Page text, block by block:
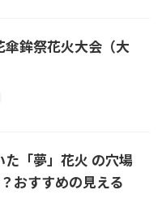
傘鉾祭花火大会（大
た「夢」花火 の穴場
おすすめの見える